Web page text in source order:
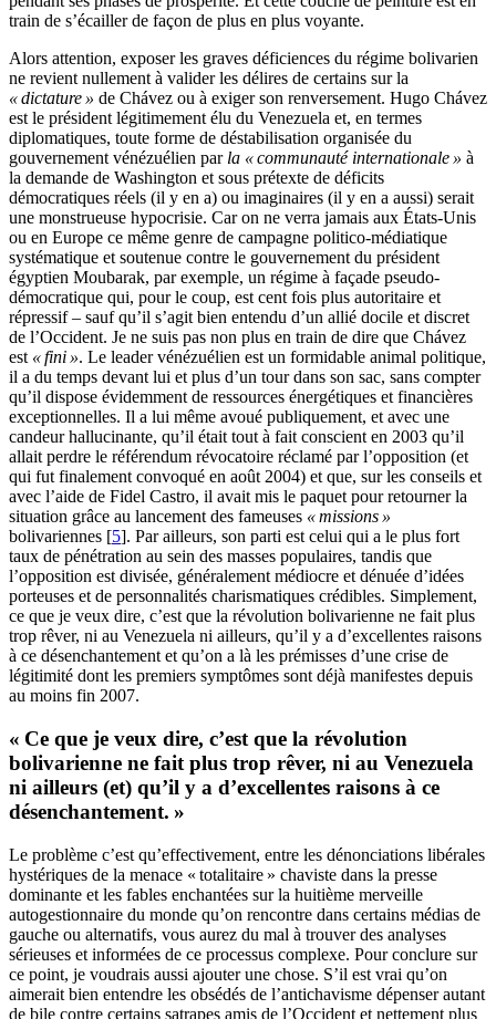
train de s’écailler de façon de plus en plus voyante.
Alors attention, exposer les graves déficiences du régime bolivarien
ne revient nullement à valider les délires de certains sur la
« dictature » de Chávez ou à exiger son renversement. Hugo Chávez
est le président légitimement élu du Venezuela et, en termes
diplomatiques, toute forme de déstabilisation organisée du
gouvernement vénézuélien par la « communauté internationale » à
la demande de Washington et sous prétexte de déficits
démocratiques réels (il y en a) ou imaginaires (il y en a aussi) serait
une monstrueuse hypocrisie. Car on ne verra jamais aux États-Unis
ou en Europe ce même genre de campagne politico-médiatique
systématique et soutenue contre le gouvernement du président
égyptien Moubarak, par exemple, un régime à façade pseudo-
démocratique qui, pour le coup, est cent fois plus autoritaire et
répressif – sauf qu’il s’agit bien entendu d’un allié docile et discret
de l’Occident. Je ne suis pas non plus en train de dire que Chávez
est « fini ». Le leader vénézuélien est un formidable animal politique,
il a du temps devant lui et plus d’un tour dans son sac, sans compter
qu’il dispose évidemment de ressources énergétiques et financières
exceptionnelles. Il a lui même avoué publiquement, et avec une
candeur hallucinante, qu’il était tout à fait conscient en 2003 qu’il
allait perdre le référendum révocatoire réclamé par l’opposition (et
qui fut finalement convoqué en août 2004) et que, sur les conseils et
avec l’aide de Fidel Castro, il avait mis le paquet pour retourner la
situation grâce au lancement des fameuses « missions »
bolivariennes [5]. Par ailleurs, son parti est celui qui a le plus fort
taux de pénétration au sein des masses populaires, tandis que
l’opposition est divisée, généralement médiocre et dénuée d’idées
porteuses et de personnalités charismatiques crédibles. Simplement,
ce que je veux dire, c’est que la révolution bolivarienne ne fait plus
trop rêver, ni au Venezuela ni ailleurs, qu’il y a d’excellentes raisons
à ce désenchantement et qu’on a là les prémisses d’une crise de
légitimité dont les premiers symptômes sont déjà manifestes depuis
au moins fin 2007.
« Ce que je veux dire, c’est que la révolution
bolivarienne ne fait plus trop rêver, ni au Venezuela
ni ailleurs (et) qu’il y a d’excellentes raisons à ce
désenchantement. »
Le problème c’est qu’effectivement, entre les dénonciations libérales
hystériques de la menace « totalitaire » chaviste dans la presse
dominante et les fables enchantées sur la huitième merveille
autogestionnaire du monde qu’on rencontre dans certains médias de
gauche ou alternatifs, vous aurez du mal à trouver des analyses
sérieuses et informées de ce processus complexe. Pour conclure sur
ce point, je voudrais aussi ajouter une chose. S’il est vrai qu’on
aimerait bien entendre les obsédés de l’antichavisme dépenser autant
de bile contre certains satrapes amis de l’Occident et nettement plus